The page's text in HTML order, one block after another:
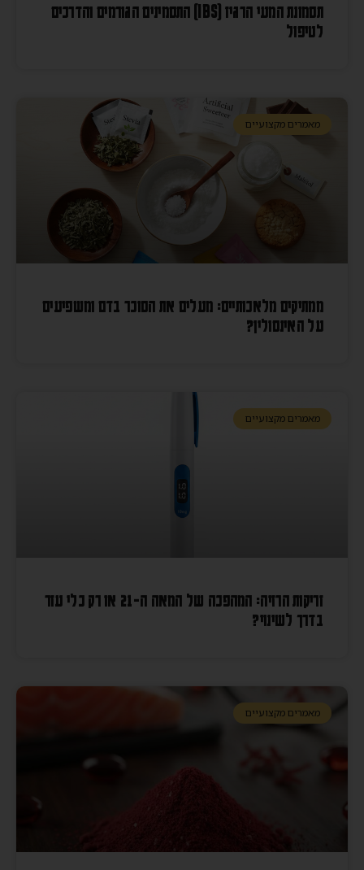
תסמונת המעי הרגיז (IBS) התסמינים הגורמים והדרכים
לטיפול
מאמרים מקצועיים
ממתיקים מלאכותיים: מעלים את הסוכר בדם ומשפיעים
על האינסולין?
מאמרים מקצועיים
זריקות הרזיה: המהפכה של המאה ה-21 או רק כלי עזר
בדרך לשינוי?
מאמרים מקצועיים